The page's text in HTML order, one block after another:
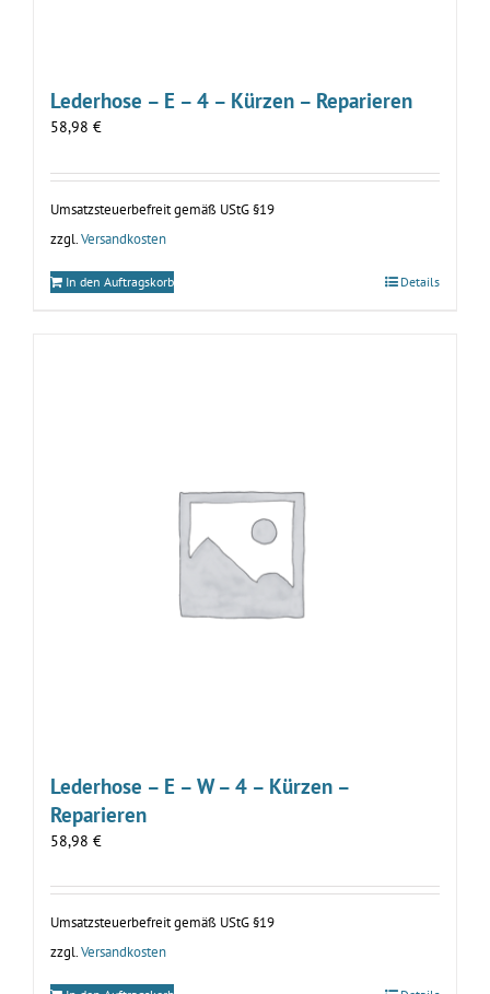
Lederhose – E – 4 – Kürzen – Reparieren
58,98 €
Umsatzsteuerbefreit gemäß UStG §19
zzgl.Versandkosten
In den Auftragskorb Details
Lederhose – E – W – 4 – Kürzen –
Reparieren
58,98 €
Umsatzsteuerbefreit gemäß UStG §19
zzgl. Versandkosten